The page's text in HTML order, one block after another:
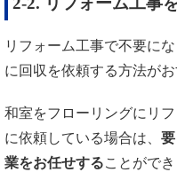
リフォーム工事で不要に
に回収を依頼する方法がお
和室をフローリングにリ
に依頼している場合は、
業をお任せすることができ